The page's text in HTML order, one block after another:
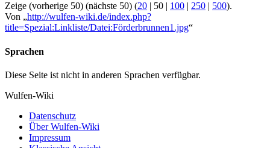
Zeige (vorherige 50) (nächste 50) (20 | 50 | 100 | 250 | 500).
Von „http://wulfen-wiki.de/index.php?
title=Spezial:Linkliste/Datei:Förderbrunnen1.jpg“
Sprachen
Diese Seite ist nicht in anderen Sprachen verfügbar.
Wulfen-Wiki
Datenschutz
Über Wulfen-Wiki
Impressum